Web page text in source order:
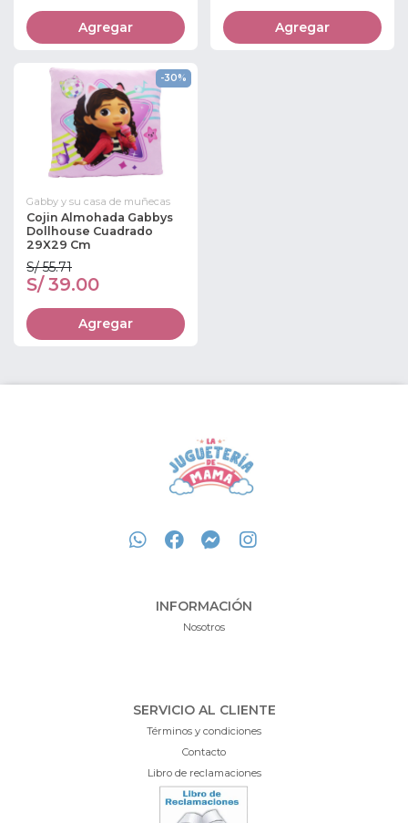
Agregar Agregar
-30%
Gabby y su casa de muñecas
Cojin Almohada Gabbys
Dollhouse Cuadrado
29X29 Cm
S/ 55.71
S/ 39.00
Agregar
INFORMACIÓN
Nosotros
SERVICIO AL CLIENTE
Términos y condiciones
Contacto
Libro de reclamaciones